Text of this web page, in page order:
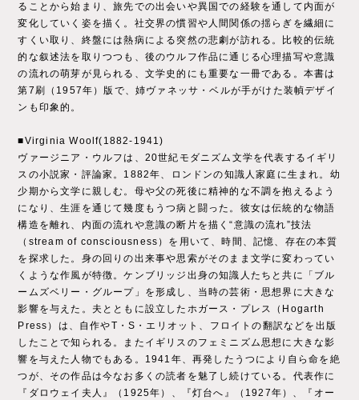
ることから始まり、旅先での出会いや異国での経験を通して内面が
変化していく姿を描く。社交界の慣習や人間関係の揺らぎを繊細に
すくい取り、終盤には熱病による突然の悲劇が訪れる。比較的伝統
的な叙述法を取りつつも、後のウルフ作品に通じる心理描写や意識
の流れの萌芽が見られる、文学史的にも重要な一冊である。本書は
第7刷（1957年）版で、姉ヴァネッサ・ベルが手がけた装幀デザイ
ンも印象的。
■Virginia Woolf(1882-1941)
ヴァージニア・ウルフは、20世紀モダニズム文学を代表するイギリ
スの小説家・評論家。1882年、ロンドンの知識人家庭に生まれ。幼
少期から文学に親しむ。母や父の死後に精神的な不調を抱えるよう
になり、生涯を通じて幾度もうつ病と闘った。彼女は伝統的な物語
構造を離れ、内面の流れや意識の断片を描く“意識の流れ”技法
（stream of consciousness）を用いて、時間、記憶、存在の本質
を探求した。身の回りの出来事や思索がそのまま文学に変わってい
くような作風が特徴。ケンブリッジ出身の知識人たちと共に「ブル
ームズベリー・グループ」を形成し、当時の芸術・思想界に大きな
影響を与えた。夫とともに設立したホガース・プレス（Hogarth
Press）は、自作やT・S・エリオット、フロイトの翻訳などを出版
したことで知られる。またイギリスのフェミニズム思想に大きな影
響を与えた人物でもある。1941年、再発したうつにより自ら命を絶
つが、その作品は今なお多くの読者を魅了し続けている。代表作に
『ダロウェイ夫人』（1925年）、『灯台へ』（1927年）、『オー